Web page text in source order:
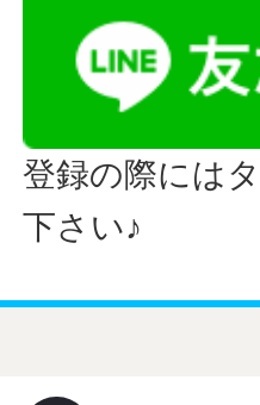
登録の際には
下さい♪